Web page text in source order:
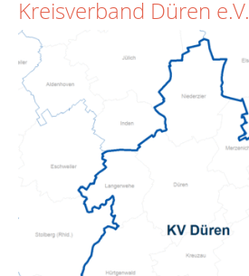
Kreisverband Düren e.V.